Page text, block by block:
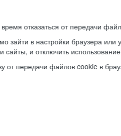
отказаться от передачи
зайти в настройки браузера или
и отключить
от передачи файлов cookie в